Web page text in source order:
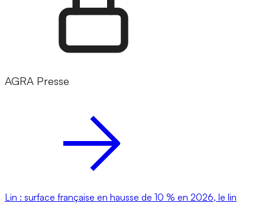
AGRA Presse
Lin : surface française en hausse de 10 % en 2026, le lin